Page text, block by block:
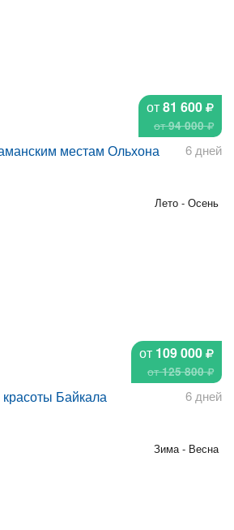
от81 600
от94 000
6 дней
местам Ольхона
от 109 000
от125 800
Лето - Осень
6 дней
Байкала
Зима - Весна